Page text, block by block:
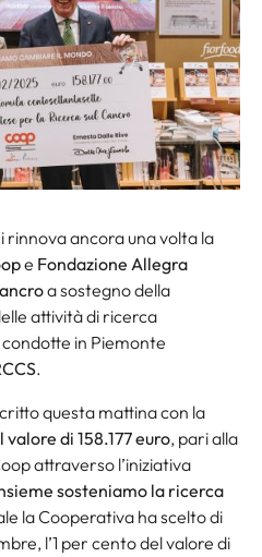
rinnova ancora una volta la
e Fondazione Allegra
a sostegno della
attività di ricerca
in Piemonte
.
questa mattina con la
di 158.177 euro, pari alla
attraverso l’iniziativa
sosteniamo la ricerca
la Cooperativa ha scelto di
l’1 per cento del valore di